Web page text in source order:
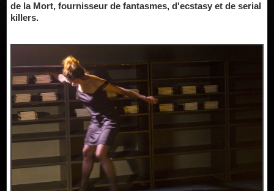
de la Mort, fournisseur de fantasmes, d'ecstasy et de serial
killers.